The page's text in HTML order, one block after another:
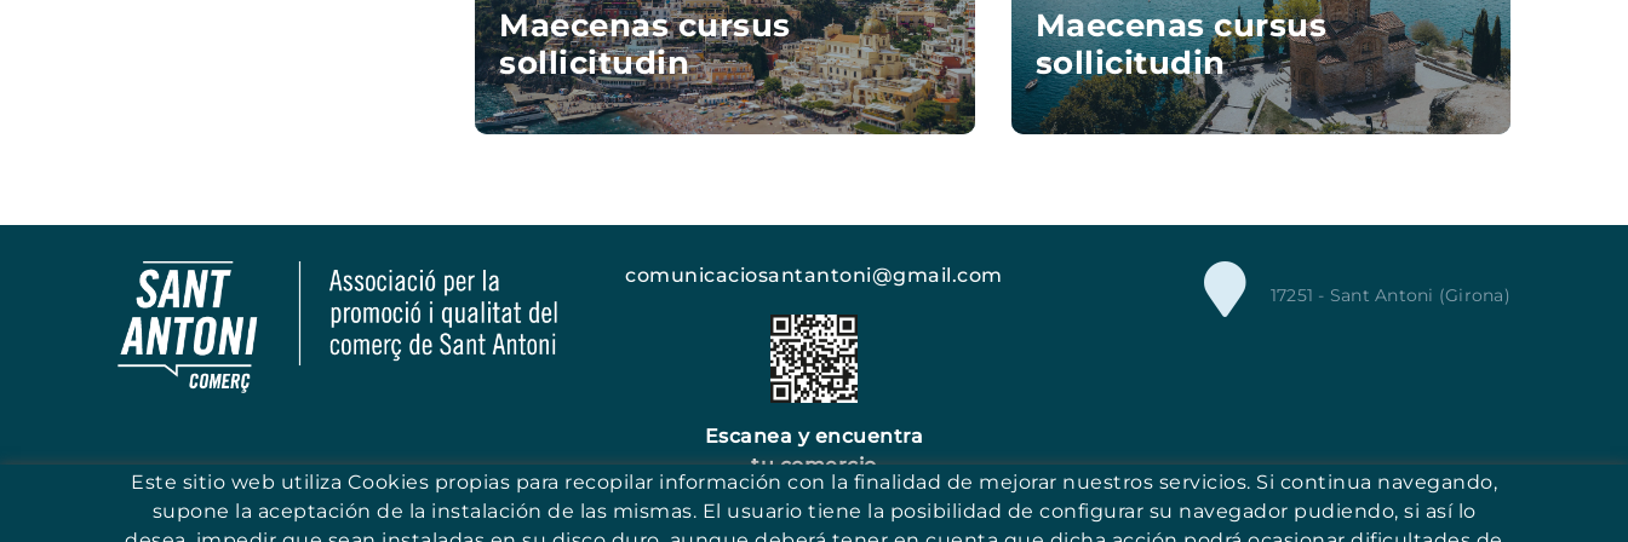
Maecenas cursus
sollicitudin
Maecenas cursus
sollicitudin
comunicaciosantantoni@gmail.com
Escanea y encuentra
tu comercio
17251 - Sant Antoni (Girona)
Este sitio web utiliza Cookies propias para recopilar información con la finalidad de mejorar nuestros servicios. Si continua navegando,
supone la aceptación de la instalación de las mismas. El usuario tiene la posibilidad de configurar su navegador pudiendo, si así lo